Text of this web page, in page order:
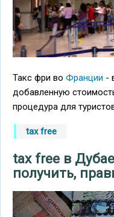
Такс фри во Франции -
добавленную
процедура для
tax free
tax free в
получить,